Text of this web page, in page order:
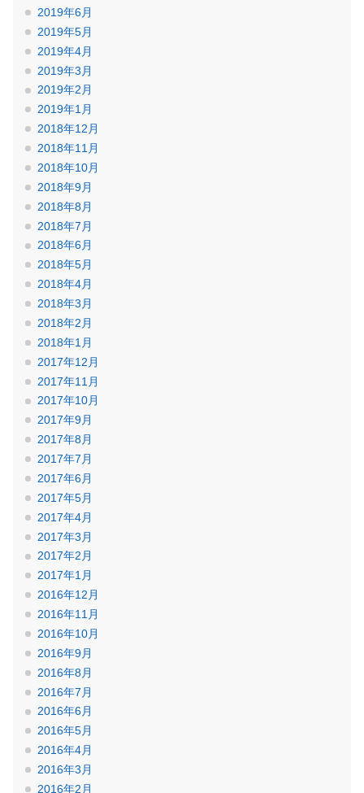
2019年6月
2019年5月
2019年4月
2019年3月
2019年2月
2019年1月
2018年12月
2018年11月
2018年10月
2018年9月
2018年8月
2018年7月
2018年6月
2018年5月
2018年4月
2018年3月
2018年2月
2018年1月
2017年12月
2017年11月
2017年10月
2017年9月
2017年8月
2017年7月
2017年6月
2017年5月
2017年4月
2017年3月
2017年2月
2017年1月
2016年12月
2016年11月
2016年10月
2016年9月
2016年8月
2016年7月
2016年6月
2016年5月
2016年4月
2016年3月
2016年2月